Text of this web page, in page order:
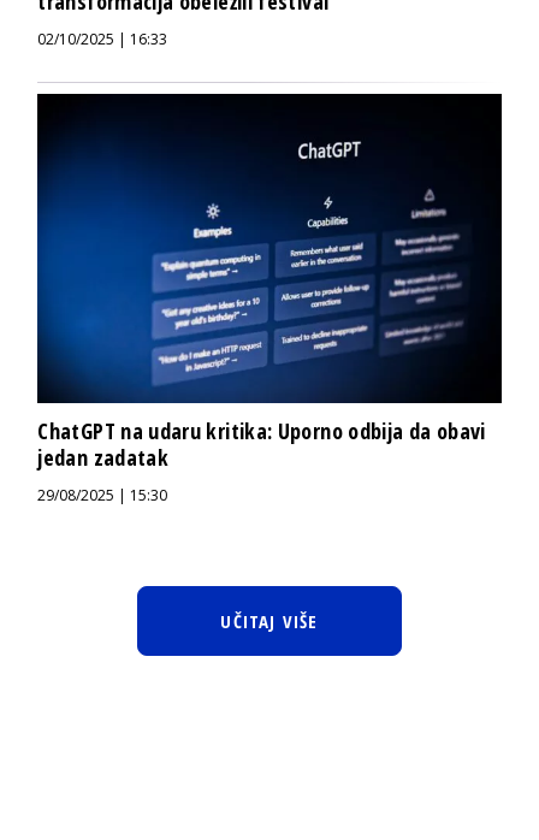
02/10/2025 | 16:33
ChatGPT na udaru kritika: Uporno odbija da obavi
jedan zadatak
29/08/2025 | 15:30
UČITAJ VIŠE